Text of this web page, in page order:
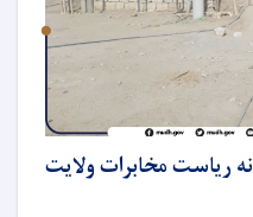
مخابرات ولایت